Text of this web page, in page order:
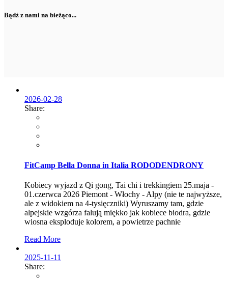
Bądź z nami na bieżąco...
2026-02-28
Share:
FitCamp Bella Donna in Italia RODODENDRONY
Kobiecy wyjazd z Qi gong, Tai chi i trekkingiem 25.maja -
01.czerwca 2026 Piemont - Włochy - Alpy (nie te najwyższe,
ale z widokiem na 4-tysięczniki) Wyruszamy tam, gdzie
alpejskie wzgórza falują miękko jak kobiece biodra, gdzie
wiosna eksploduje kolorem, a powietrze pachnie
Read More
2025-11-11
Share: